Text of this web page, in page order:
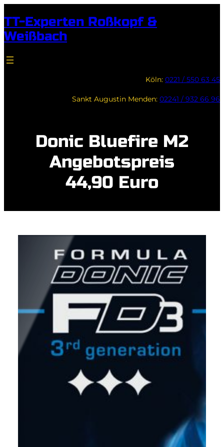
Inhalt
springen
TT-Experten Roßkopf &
Weißbach
Köln: 0221 / 550 63 45
Sankt Augustin Menden: 02241 / 932 66 96
Donic Bluefire M2
Angebotspreis
44,90 Euro